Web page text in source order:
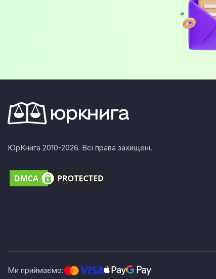
ЮрКнига 2010-2026. Всі права захищені.
Ми приймаємо: